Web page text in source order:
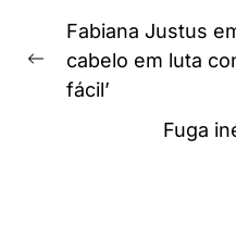
Navegação
de
Post
Previous
post:
Fabiana Justus
cabelo em luta
fácil’
Fuga